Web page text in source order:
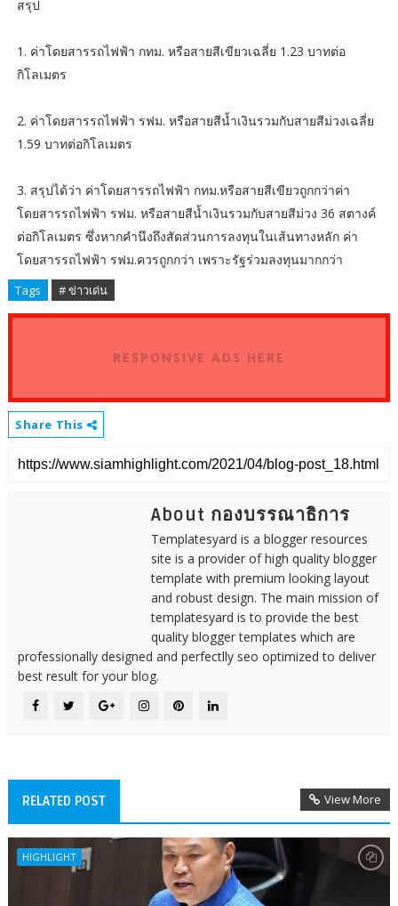
สรุป
1. ค่าโดยสารรถไฟฟ้า กทม. หรือสายสีเขียวเฉลี่ย 1.23 บาทต่อ
กิโลเมตร
2. ค่าโดยสารรถไฟฟ้า รฟม. หรือสายสีน้ำเงินรวมกับสายสีม่วงเฉลี่ย
1.59 บาทต่อกิโลเมตร
3. สรุปได้ว่า ค่าโดยสารรถไฟฟ้า กทม.หรือสายสีเขียวถูกกว่าค่า
โดยสารรถไฟฟ้า รฟม. หรือสายสีน้ำเงินรวมกับสายสีม่วง 36 สตางค์
ต่อกิโลเมตร ซึ่งหากคำนึงถึงสัดส่วนการลงทุนในเส้นทางหลัก ค่า
โดยสารรถไฟฟ้า รฟม.ควรถูกกว่า เพราะรัฐร่วมลงทุนมากกว่า
Tags # ข่าวเด่น
RESPONSIVE ADS HERE
Share This
About กองบรรณาธิการ
Templatesyard is a blogger resources
site is a provider of high quality blogger
template with premium looking layout
and robust design. The main mission of
templatesyard is to provide the best
quality blogger templates which are
professionally designed and perfectlly seo optimized to deliver
best result for your blog.
RELATED POST View More
HIGHLIGHT